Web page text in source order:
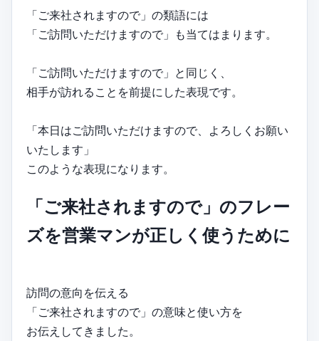
「ご来社されますので」の類語には
「ご訪問いただけますので」も当てはまります。
「ご訪問いただけますので」と同じく、
相手が訪れることを前提にした表現です。
「本日はご訪問いただけますので、よろしくお願い
いたします」
このような表現になります。
「ご来社されますので」のフレー
ズを営業マンが正しく使うために
訪問の意向を伝える
「ご来社されますので」の意味と使い方を
お伝えしてきました。